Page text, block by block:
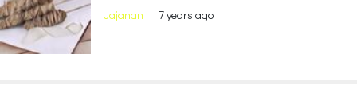
Jajanan | 7 years ago